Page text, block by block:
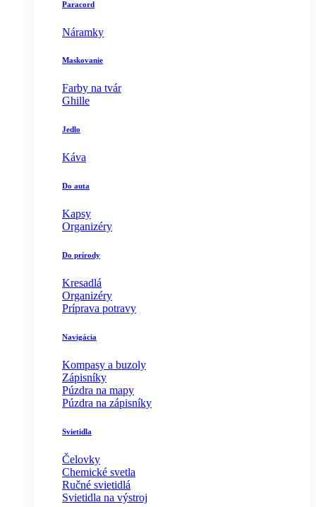
Paracord
Náramky
Maskovanie
Farby na tvár
Ghille
Jedlo
Káva
Do auta
Kapsy
Organizéry
Do prírody
Kresadlá
Organizéry
Príprava potravy
Navigácia
Kompasy a buzoly
Zápisníky
Púzdra na mapy
Púzdra na zápisníky
Svietidla
Čelovky
Chemické svetla
Ručné svietidlá
Svietidla na výstroj